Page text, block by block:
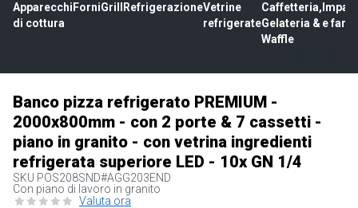
Apparecchi
di cottura
ForniGrill RefrigerazioneVetrine
refrigerate
Caffetteria,
Gelateria &
Waffle
e
Banco pizza refrigerato PREMIUM -
2000x800mm - con 2 porte & 7 cassetti -
piano in granito - con vetrina ingredienti
refrigerata superiore LED - 10x GN 1/4
SKU POS208SND#AGG203END
Con piano di lavoro in granito
Valuta ora